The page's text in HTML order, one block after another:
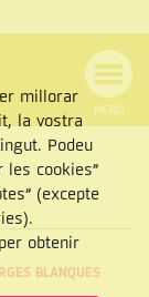
MENÚ
BLANQUES
millorar
la vostra
Podeu
les cookies”
(excepte
obtenir